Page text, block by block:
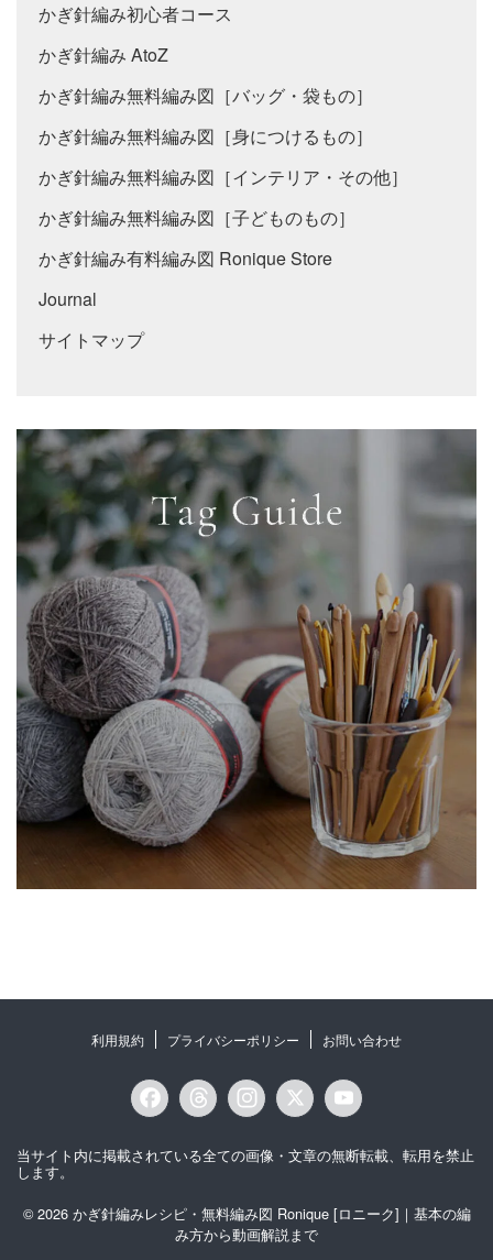
かぎ針編み初心者コース
かぎ針編み AtoZ
かぎ針編み無料編み図［バッグ・袋もの］
かぎ針編み無料編み図［身につけるもの］
かぎ針編み無料編み図［インテリア・その他］
かぎ針編み無料編み図［子どものもの］
かぎ針編み有料編み図 Ronique Store
Journal
サイトマップ
利用規約 プライバシーポリシー お問い合わせ
F
c
e
b
T
e
a
s
t
a
X
u
T
当サイト内に掲載されている全ての画像・文章の無断転載、転用を禁止
します。
© 2026 かぎ針編みレシピ・無料編み図 Ronique [ロニーク]｜基本の編
み方から動画解説まで